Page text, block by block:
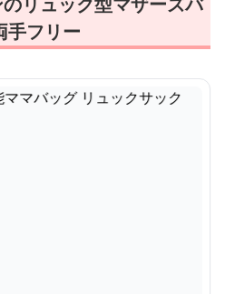
手フリー